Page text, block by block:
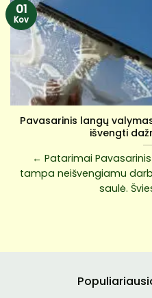
Pavasarinis langų
išvengti
← Patarimai
tampa neišvengiamu
saulė.
01
Kov